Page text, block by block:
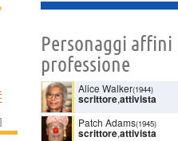
]
Personaggi affini
professione
Alice Walker(1944)
scrittore,attivista
Patch Adams(1945)
scrittore,attivista